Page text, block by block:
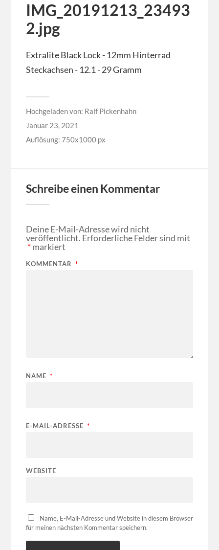
IMG_20191213_23493
2.jpg
Extralite Black Lock - 12mm Hinterrad
Steckachsen - 12.1 - 29 Gramm
Hochgeladen von: Ralf Pickenhahn
Januar 23, 2021
Auflösung: 750x1000 px
Schreibe einen Kommentar
Deine E-Mail-Adresse wird nicht
veröffentlicht. Erforderliche Felder sind mit
*markiert
KOMMENTAR *
NAME *
E-MAIL-ADRESSE *
WEBSITE
Name, E-Mail-Adresse und Website in diesem Browser
für meinen nächsten Kommentar speichern.